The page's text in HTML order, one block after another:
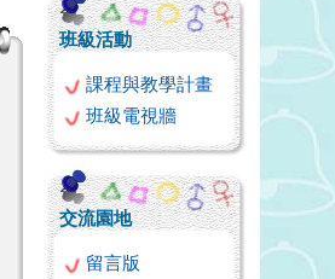
班級活動
課程與教學計畫
班級電視牆
交流園地
留言版